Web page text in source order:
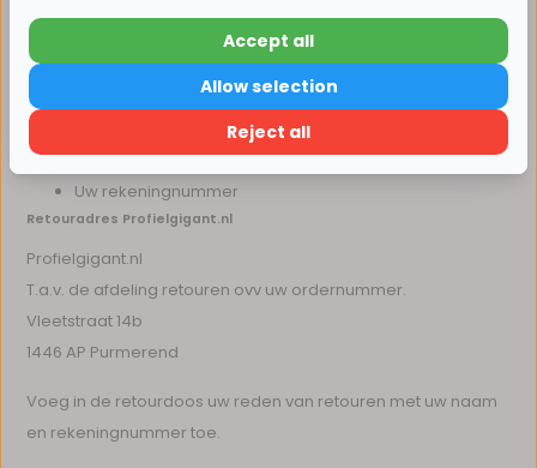
retourneren van LED profielen zijn voor uw eigen rekening en
Vermeld bij de retourzending de volgende gegevens:
Aankoopgegevens
Uw rekeningnummer
Retouradres Profielgigant.nl
Profielgigant.nl
T.a.v. de afdeling retouren ovv uw ordernummer.
Vleetstraat 14b
1446 AP Purmerend
Voeg in de retourdoos uw reden van retouren met uw naam
en rekeningnummer toe.
15% korting
Verder winkelen
Reject all
Allow selection
Accept all